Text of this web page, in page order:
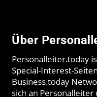
Über
Personalleiter.today
Special-Interest-
Business.today
sich an Personalleiter